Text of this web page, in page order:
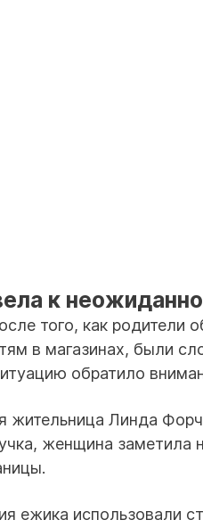
к
того, как
в магазинах, были
обратило
жительница Линда
женщина заметила
ежика использовали